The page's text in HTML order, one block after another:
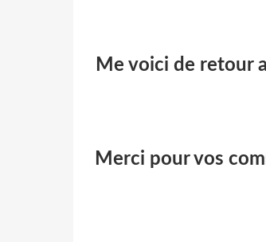
Me voici de retour
Merci pour vos